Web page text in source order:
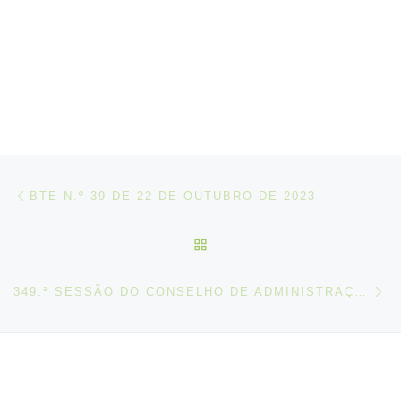
Post navigation
BTE N.º 39 DE 22 DE OUTUBRO DE 2023